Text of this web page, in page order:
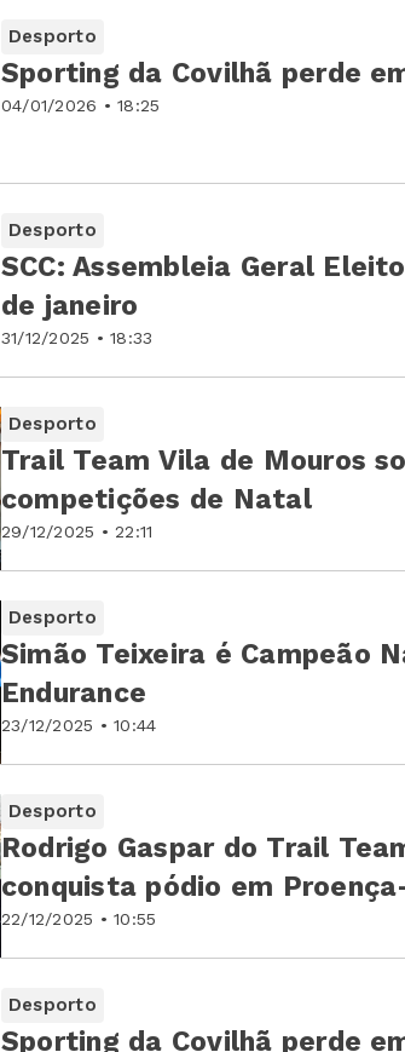
Desporto
04/01/2026 • 18:25
Sporting da Covilhã perde
Desporto
31/12/2025 • 18:33
SCC: Assembleia Geral
de janeiro
Desporto
29/12/2025 • 22:11
Trail Team Vila de Mouros
competições de Natal
Desporto
23/12/2025 • 10:44
Simão Teixeira é Campeão
Endurance
Desporto
22/12/2025 • 10:55
Rodrigo Gaspar do Trail
conquista pódio em
Desporto
Sporting da Covilhã perde